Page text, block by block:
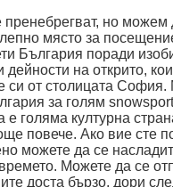
пренебрегват, но можем
място за
България поради
на открито,
си от столицата София.
за голям
е голяма културна
повече. Ако вие сте
можете да се
Можете да се
доста бързо, дори